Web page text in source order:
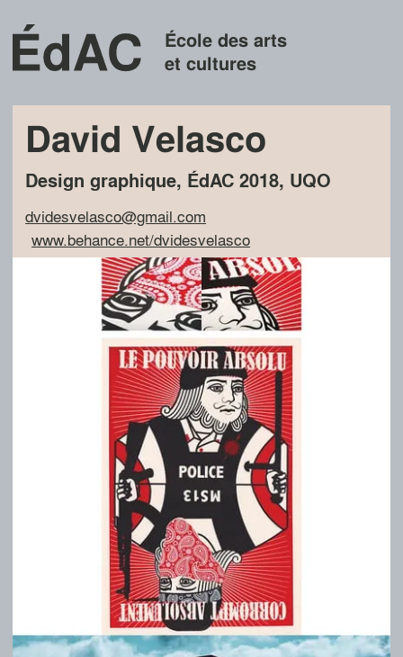
École des arts
et cultures
David Velasco
Design graphique, ÉdAC 2018, UQO
dvidesvelasco@gmail.com
www.behance.net/dvidesvelasco